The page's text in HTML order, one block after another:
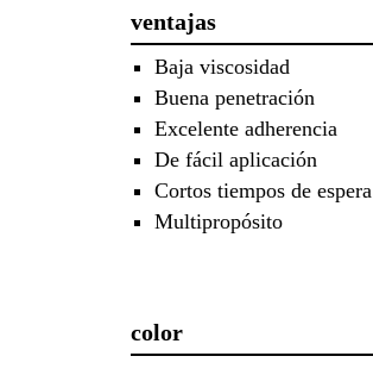
ventajas
Baja viscosidad
Buena penetración
Excelente adherencia
De fácil aplicación
Cortos tiempos de espera
Multipropósito
color